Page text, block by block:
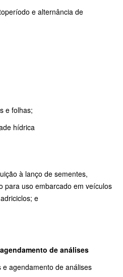
e alternância de
e folhas;
hídrica
à lanço de sementes,
para uso embarcado em veículos
e
de análises
agendamento de análises